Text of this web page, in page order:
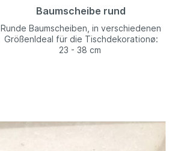
Baumscheibe rund
Runde Baumscheiben, in verschiedenen
GrößenIdeal für die Tischdekorationø:
23 - 38 cm